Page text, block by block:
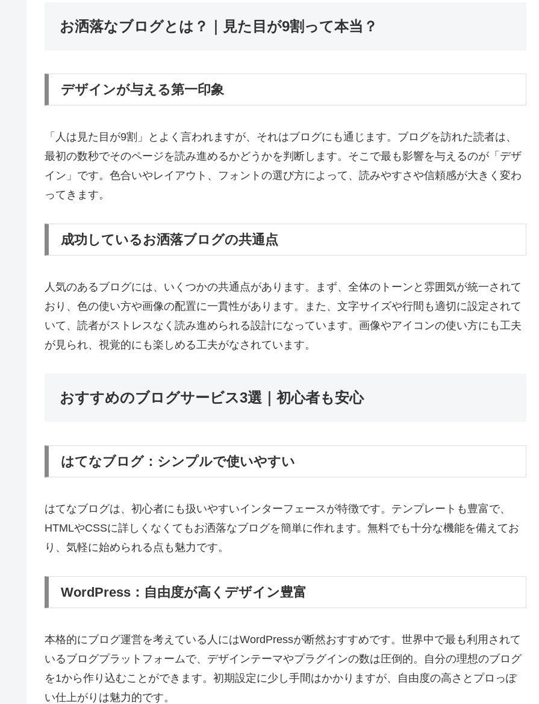
お洒落なブログとは？｜見た目が9割って本当？
デザインが与える第一印象
「人は見た目が9割」とよく言われますが、それはブログにも通じます。ブログを訪れた読者は、
最初の数秒でそのページを読み進めるかどうかを判断します。そこで最も影響を与えるのが「デザ
イン」です。色合いやレイアウト、フォントの選び方によって、読みやすさや信頼感が大きく変わ
ってきます。
成功しているお洒落ブログの共通点
人気のあるブログには、いくつかの共通点があります。まず、全体のトーンと雰囲気が統一されて
おり、色の使い方や画像の配置に一貫性があります。また、文字サイズや行間も適切に設定されて
いて、読者がストレスなく読み進められる設計になっています。画像やアイコンの使い方にも工夫
が見られ、視覚的にも楽しめる工夫がなされています。
おすすめのブログサービス3選｜初心者も安心
はてなブログ：シンプルで使いやすい
はてなブログは、初心者にも扱いやすいインターフェースが特徴です。テンプレートも豊富で、
HTMLやCSSに詳しくなくてもお洒落なブログを簡単に作れます。無料でも十分な機能を備えてお
り、気軽に始められる点も魅力です。
WordPress：自由度が高くデザイン豊富
本格的にブログ運営を考えている人にはWordPressが断然おすすめです。世界中で最も利用されて
いるブログプラットフォームで、デザインテーマやプラグインの数は圧倒的。自分の理想のブログ
を1から作り込むことができます。初期設定に少し手間はかかりますが、自由度の高さとプロっぽ
い仕上がりは魅力的です。